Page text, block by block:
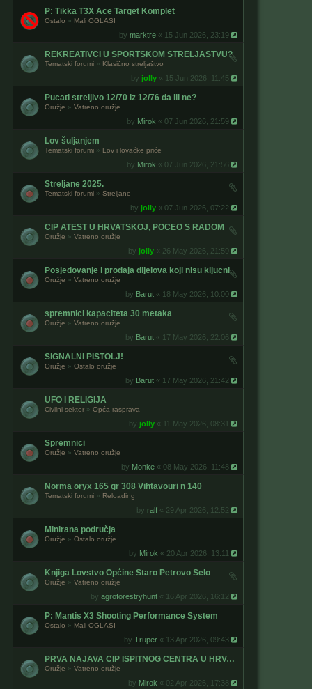
P: Tikka T3X Ace Target Komplet
Ostalo » Mali OGLASI
by marktre« 15 Jun 2026, 23:19
REKREATIVCI U SPORTSKOM STRELJASTVU?
Tematski forumi » Klasično streljaštvo
by jolly« 15 Jun 2026, 11:45
Pucati streljivo 12/70 iz 12/76 da ili ne?
Oružje » Vatreno oružje
by Mirok « 07 Jun 2026, 21:59
Lov šuljanjem
Tematski forumi » Lov i lovačke priče
by Mirok « 07 Jun 2026, 21:56
Streljane 2025.
Tematski forumi » Streljane
by jolly« 07 Jun 2026, 07:22
CIP ATEST U HRVATSKOJ, POCEO S RADOM
Oružje » Vatreno oružje
by jolly« 26 May 2026, 21:59
Posjedovanje i prodaja dijelova koji nisu kljucni
Oružje » Vatreno oružje
by Barut« 18 May 2026, 10:00
spremnici kapaciteta 30 metaka
Oružje » Vatreno oružje
by Barut« 17 May 2026, 22:06
SIGNALNI PISTOLJ!
Oružje » Ostalo oružje
by Barut« 17 May 2026, 21:42
UFO I RELIGIJA
Civilni sektor » Opća rasprava
by jolly« 11 May 2026, 08:31
Spremnici
Oružje » Vatreno oružje
by Monke« 08 May 2026, 11:48
Norma oryx 165 gr 308 Vihtavouri n 140
Tematski forumi » Reloading
by ralf« 29 Apr 2026, 12:52
Minirana područja
Oružje » Ostalo oružje
by Mirok « 20 Apr 2026, 13:11
Knjiga Lovstvo Općine Staro Petrovo Selo
Oružje » Vatreno oružje
by agroforestryhunt« 16 Apr 2026, 16:12
P: Mantis X3 Shooting Performance System
Ostalo » Mali OGLASI
by Truper« 13 Apr 2026, 09:43
PRVA NAJAVA CIP ISPITNOG CENTRA U HRVATSKOJ
Oružje » Vatreno oružje
by Mirok « 02 Apr 2026, 17:38